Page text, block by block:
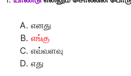
எனது
எங்கு
எவ்வளவு
எது